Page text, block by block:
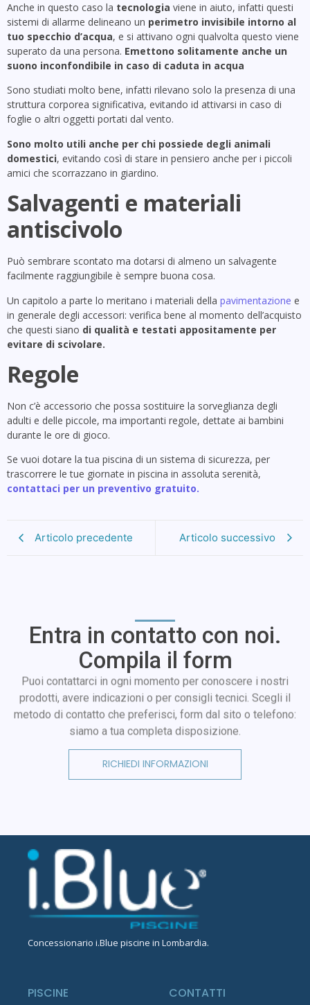
Anche in questo caso la tecnologia viene in aiuto, infatti questi
sistemi di allarme delineano un perimetro invisibile intorno al
tuo specchio d’acqua, e si attivano ogni qualvolta questo viene
superato da una persona. Emettono solitamente anche un
suono inconfondibile in caso di caduta in acqua
Sono studiati molto bene, infatti rilevano solo la presenza di una
struttura corporea significativa, evitando id attivarsi in caso di
foglie o altri oggetti portati dal vento.
Sono molto utili anche per chi possiede degli animali
domestici, evitando così di stare in pensiero anche per i piccoli
amici che scorrazzano in giardino.
Salvagenti e materiali
antiscivolo
Può sembrare scontato ma dotarsi di almeno un salvagente
facilmente raggiungibile è sempre buona cosa.
Un capitolo a parte lo meritano i materiali della pavimentazione e
in generale degli accessori: verifica bene al momento dell’acquisto
che questi siano di qualità e testati appositamente per
evitare di scivolare.
Regole
Non c’è accessorio che possa sostituire la sorveglianza degli
adulti e delle piccole, ma importanti regole, dettate ai bambini
durante le ore di gioco.
Se vuoi dotare la tua piscina di un sistema di sicurezza, per
trascorrere le tue giornate in piscina in assoluta serenità,
contattaci per un preventivo gratuito.
Articolo precedente Articolo successivo
Entra in contatto con noi.
Compila il form
Puoi contattarci in ogni momento per conoscere i nostri
prodotti, avere indicazioni o per consigli tecnici. Scegli il
metodo di contatto che preferisci, form dal sito o telefono:
siamo a tua completa disposizione.
RICHIEDI INFORMAZIONI
Concessionario i.Blue piscine in Lombardia.
PISCINE CONTATTI